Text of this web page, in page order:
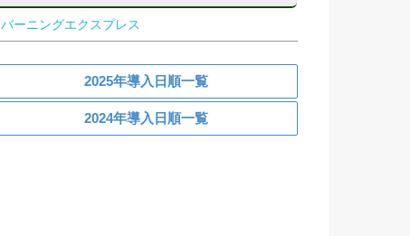
バーニングエクスプレス
2025年導入日順一覧
2024年導入日順一覧